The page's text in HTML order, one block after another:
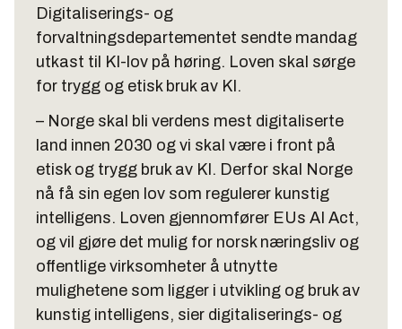
Digitaliserings- og
forvaltningsdepartementet sendte mandag
utkast til KI-lov på høring. Loven skal sørge
for trygg og etisk bruk av KI.
– Norge skal bli verdens mest digitaliserte
land innen 2030 og vi skal være i front på
etisk og trygg bruk av KI. Derfor skal Norge
nå få sin egen lov som regulerer kunstig
intelligens. Loven gjennomfører EUs AI Act,
og vil gjøre det mulig for norsk næringsliv og
offentlige virksomheter å utnytte
mulighetene som ligger i utvikling og bruk av
kunstig intelligens, sier digitaliserings- og